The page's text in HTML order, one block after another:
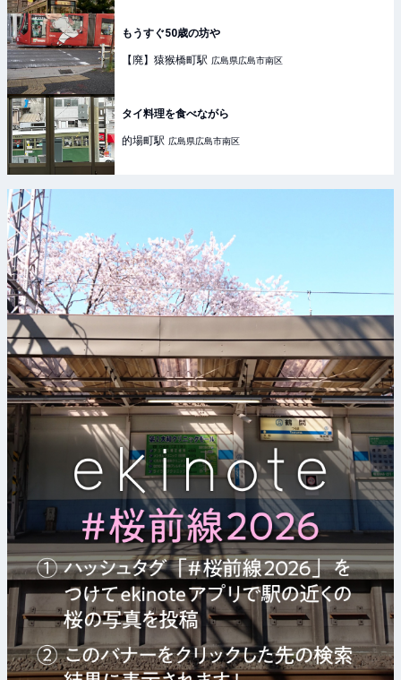
もうすぐ50歳の坊や
【廃】猿猴橋町駅 広島県広島市南区
タイ料理を食べながら
的場町駅 広島県広島市南区